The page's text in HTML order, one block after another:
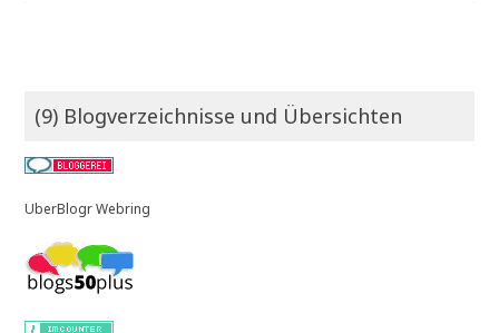
(9) Blogverzeichnisse und Übersichten
UberBlogr Webring